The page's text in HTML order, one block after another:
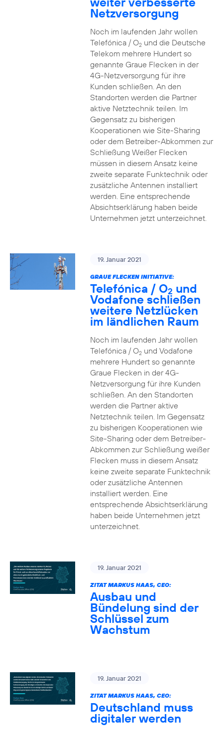
Netzversorgung
Noch im laufenden Jahr wollen
Telefónica / O2und die Deutsche
Telekom mehrere Hundert so
genannte Graue Flecken in der
4G-Netzversorgung für ihre
Kunden schließen. An den
Standorten werden die Partner
aktive Netztechnik teilen. Im
Gegensatz zu bisherigen
Kooperationen wie Site-Sharing
oder dem Betreiber-Abkommen zur
Schließung Weißer Flecken
müssen in diesem Ansatz keine
zweite separate Funktechnik oder
zusätzliche Antennen installiert
werden. Eine entsprechende
Absichtserklärung haben beide
Unternehmen jetzt unterzeichnet.
19. Januar 2021
GRAUE FLECKEN INITIATIVE:
Telefónica / O2 und
Vodafone schließen
weitere Netzlücken
im ländlichen Raum
Noch im laufenden Jahr wollen
Telefónica / O2und Vodafone
mehrere Hundert so genannte
Graue Flecken in der 4G-
Netzversorgung für ihre Kunden
schließen. An den Standorten
werden die Partner aktive
Netztechnik teilen. Im Gegensatz
zu bisherigen Kooperationen wie
Site-Sharing oder dem Betreiber-
Abkommen zur Schließung weißer
Flecken muss in diesem Ansatz
keine zweite separate Funktechnik
oder zusätzliche Antennen
installiert werden. Eine
entsprechende Absichtserklärung
haben beide Unternehmen jetzt
unterzeichnet.
19. Januar 2021
ZITAT MARKUS HAAS, CEO:
Ausbau und
Bündelung sind der
Schlüssel zum
Wachstum
19. Januar 2021
ZITAT MARKUS HAAS, CEO:
Deutschland muss
digitaler werden